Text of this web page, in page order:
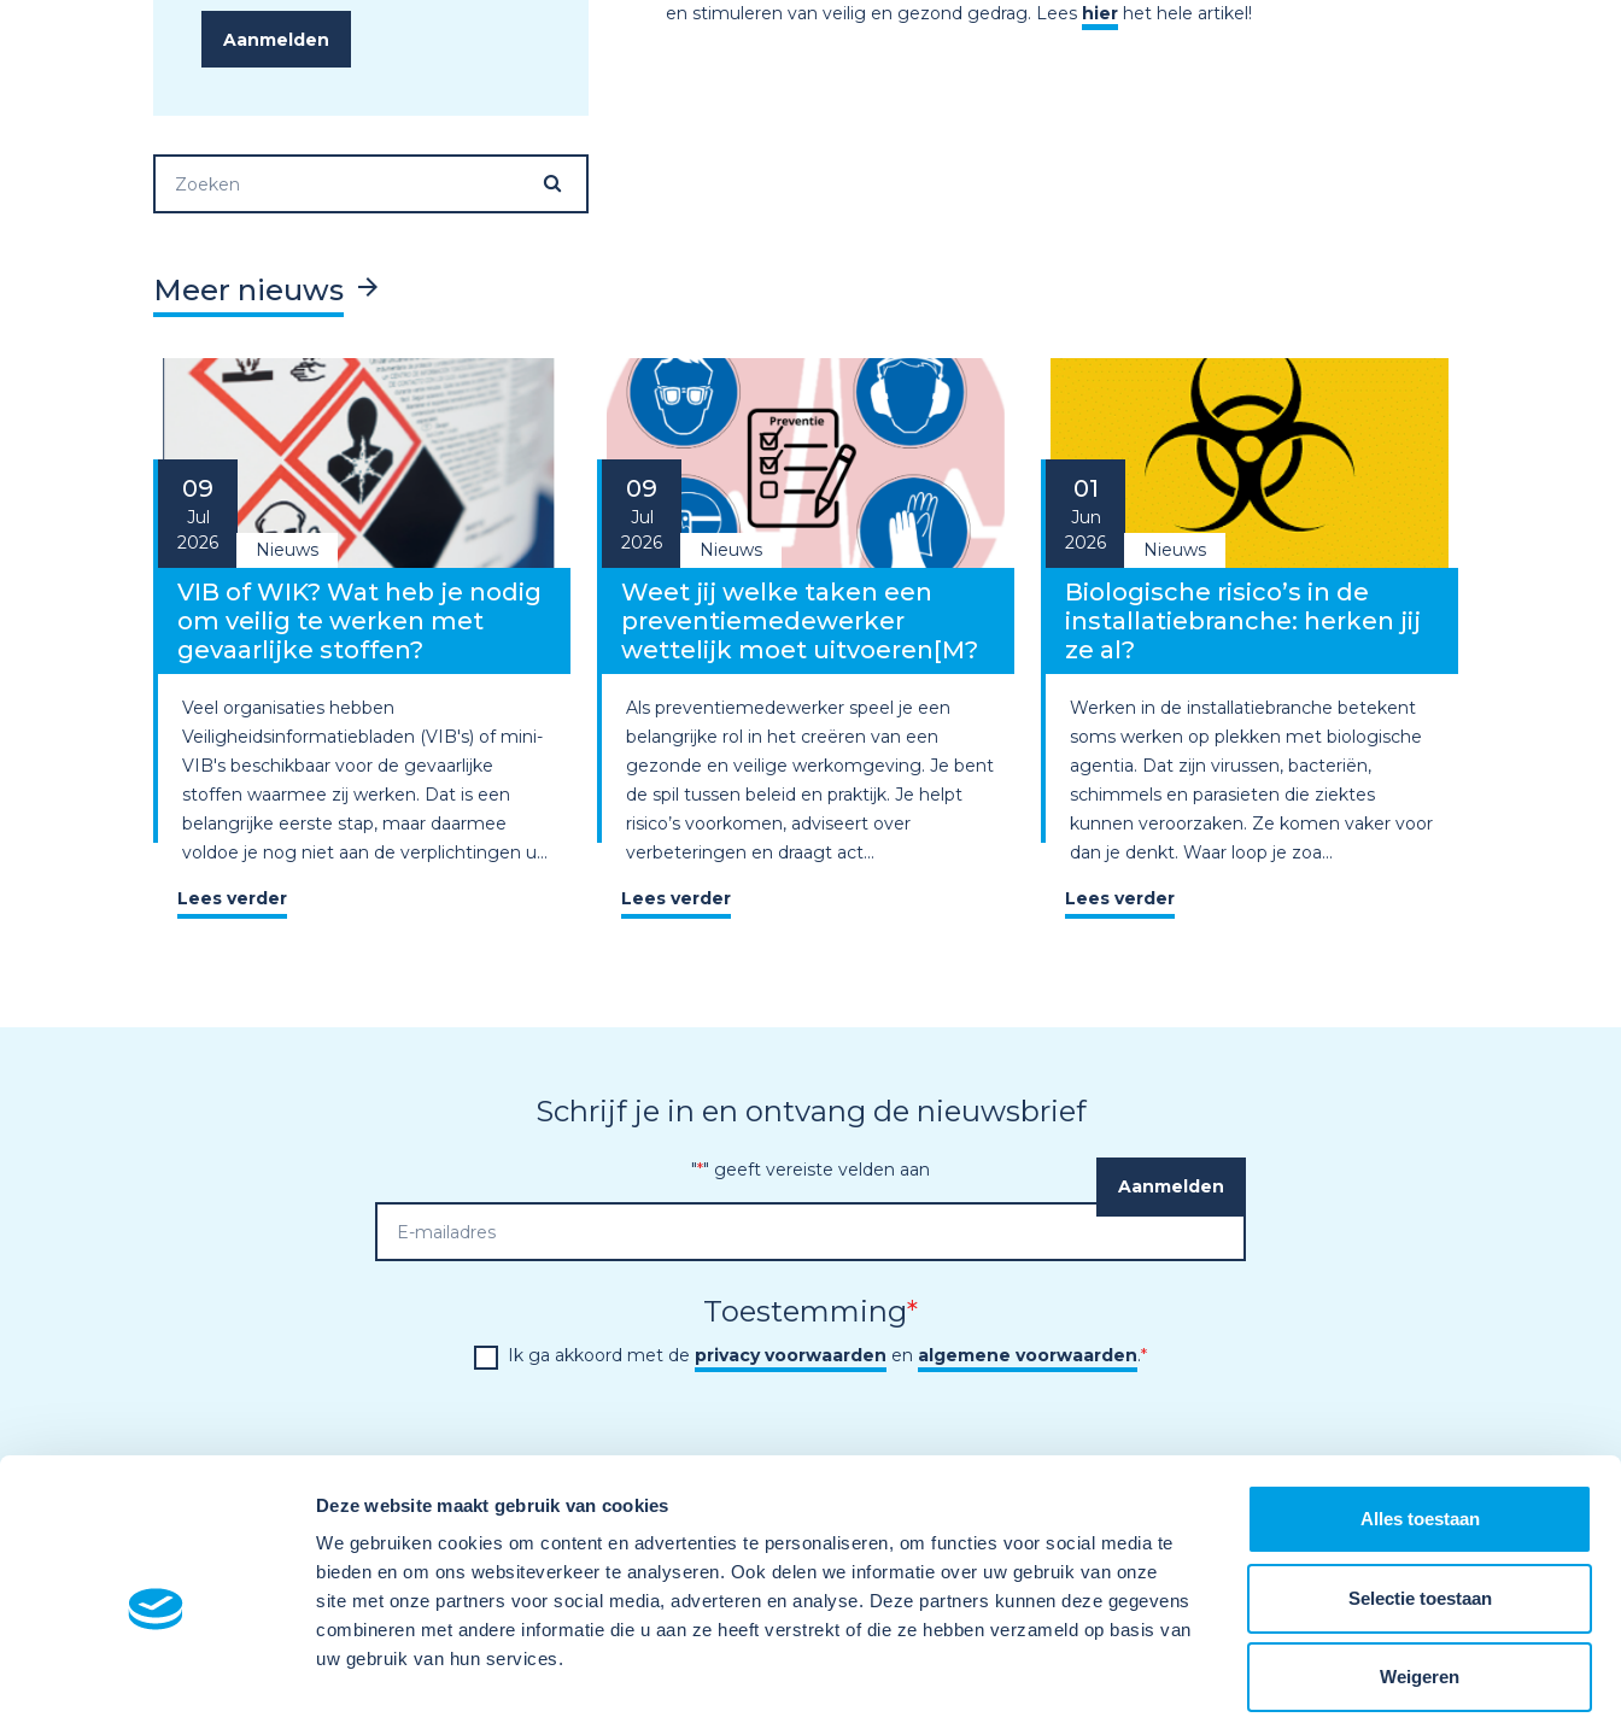
Deze website maakt gebruik van cookies
We gebruiken cookies om content en advertenties te personaliseren, om functies voor social media te
bieden en om ons websiteverkeer te analyseren. Ook delen we informatie over uw gebruik van onze
site met onze partners voor social media, adverteren en analyse. Deze partners kunnen deze gegevens
combineren met andere informatie die u aan ze heeft verstrekt of die ze hebben verzameld op basis van
uw gebruik van hun services.
Alles toestaan
Selectie toestaan
Weigeren
en stimuleren van veilig en gezond gedrag. Lees hier het hele artikel!
Meer nieuws
09
Jul
2026
Nieuws
VIB of WIK? Wat heb je nodig
om veilig te werken met
gevaarlijke stoffen?
Veel organisaties hebben
Veiligheidsinformatiebladen (VIB's) of mini-
VIB's beschikbaar voor de gevaarlijke
stoffen waarmee zij werken. Dat is een
belangrijke eerste stap, maar daarmee
voldoe je nog niet aan de verplichtingen u...
Lees verder
09
Jul
2026
Nieuws
Weet jij welke taken een
preventiemedewerker
wettelijk moet uitvoeren[M?
Als preventiemedewerker speel je een
belangrijke rol in het creëren van een
gezonde en veilige werkomgeving. Je bent
de spil tussen beleid en praktijk. Je helpt
risico’s voorkomen, adviseert over
verbeteringen en draagt act...
Lees verder
01
Jun
2026
Nieuws
Biologische risico’s in de
installatiebranche: herken jij
ze al?
Werken in de installatiebranche betekent
soms werken op plekken met biologische
agentia. Dat zijn virussen, bacteriën,
schimmels en parasieten die ziektes
kunnen veroorzaken. Ze komen vaker voor
dan je denkt. Waar loop je zoa...
Lees verder
Schrijf je in en ontvang de nieuwsbrief
"*" geeft vereiste velden aan
Toestemming*
Ik ga akkoord met de privacy voorwaarden en algemene voorwaarden.*